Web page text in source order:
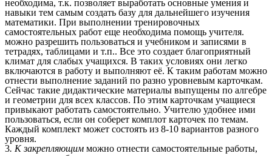
необходима, т.к. позволяет выработать основные умения и
навыки тем самым создать базу для дальнейшего изучения
математики. При выполнении тренировочных
самостоятельных работ еще необходима помощь учителя.
можно разрешить пользоваться и учебником и записями в
тетрадях, таблицами и т.п.. Все это создает благоприятный
климат для слабых учащихся. В таких условиях они легко
включаются в работу и выполняют её. К таким работам можно
отнести выполнение заданий по разно уровневым карточкам.
Сейчас такие дидактические материалы выпущены по алгебре
и геометрии для всех классов. По этим карточкам учащиеся
привыкают работать самостоятельно. Учителю удобнее ими
пользоваться, если он соберет комплот карточек по темам.
Каждый комплект может состоять из 8-10 вариантов разного
уровня.
3. К закрепляющим можно отнести самостоятельные работы,